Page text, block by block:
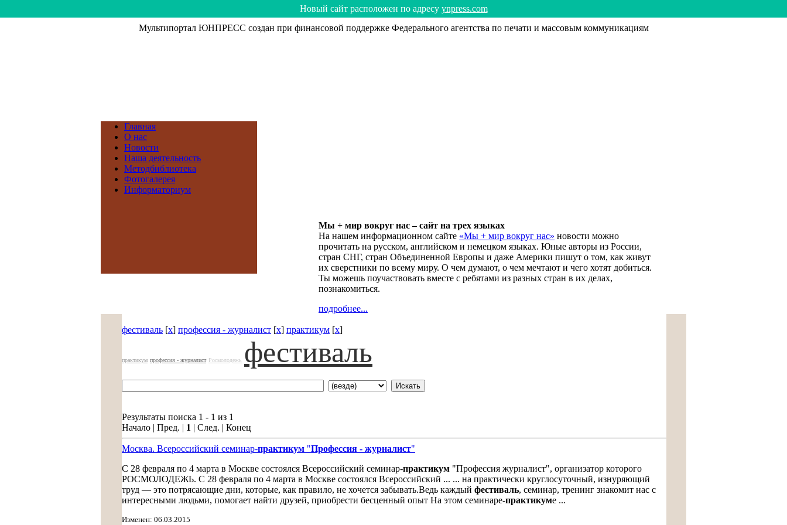
Hoвый caйт рacпoлoжeн пo aдрecy ynpress.com
Мультипортал ЮНПРЕСС создан при финансовой поддержке Федерального агентства по печати и массовым коммуникациям
Главная
О нас
Новости
Наша деятельность
Методбиблиотека
Фотогалерея
Информаториум
Мы + мир вокруг нас – сайт на трех языках
На нашем информационном сайте «Мы + мир вокруг нас» новости можно
прочитать на русском, английском и немецком языках. Юные авторы из России,
стран СНГ, стран Объединенной Европы и даже Америки пишут о том, как живут
их сверстники по всему миру. О чем думают, о чем мечтают и чего хотят добиться.
Ты можешь поучаствовать вместе с ребятами из разных стран в их делах,
познакомиться.
подробнее...
фестиваль [x] профессия - журналист [x] практикум [x]
практикум профессия - журналист Росмолодежь фестиваль
Результаты поиска 1 - 1 из 1
Начало | Пред. | 1 | След. | Конец
Москва. Всероссийский семинар-практикум "Профессия - журналист"
С 28 февраля по 4 марта в Москве состоялся Всероссийский семинар-практикум "Профессия журналист", организатор которого
РОСМОЛОДЕЖЬ. С 28 февраля по 4 марта в Москве состоялся Всероссийский ... ... на практически круглосуточный, изнуряющий
труд — это потрясающие дни, которые, как правило, не хочется забывать.Ведь каждый фестиваль, семинар, тренинг знакомит нас с
интересными людьми, помогает найти друзей, приобрести бесценный опыт На этом семинаре-практикуме ...
Изменен: 06.03.2015